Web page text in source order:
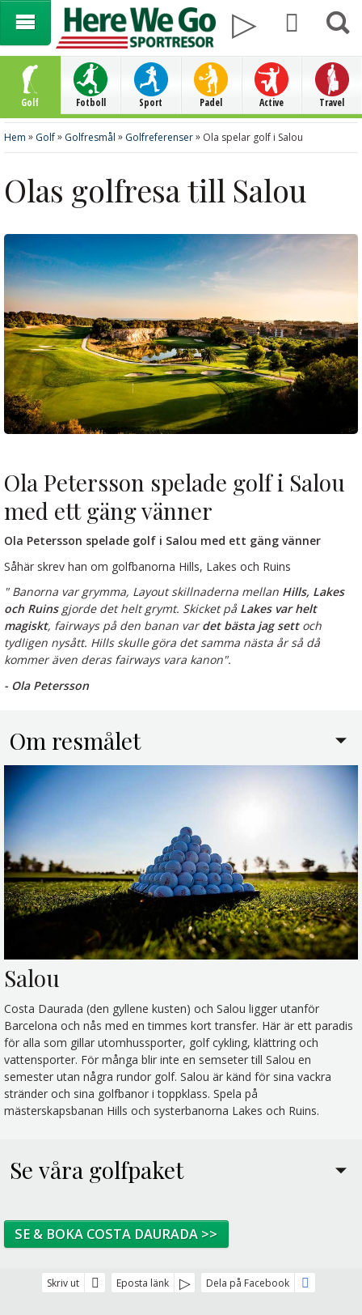
Golf Fotboll Sport Padel Active Travel
Hem » Golf» Golfresmål » Golfreferenser» Ola spelar golf i Salou
Olas golfresa till Salou
Ola Petersson spelade golf i Salou
med ett gäng vänner
Ola Petersson spelade golf i Salou med ett gäng vänner
Såhär skrev han om golfbanorna Hills, Lakes och Ruins
" Banorna var grymma, Layout skillnaderna mellan Hills, Lakes
och Ruinsgjorde det helt grymt. Skicket på Lakes var helt
magiskt, fairways på den banan vardet bästa jag settoch
tydligen nysått. Hills skulle göra det samma nästa år så då
kommer även deras fairways vara kanon".
- Ola Petersson
Om resmålet
Salou
Costa Daurada (den gyllene kusten) och Salou ligger utanför
Barcelona och nås med en timmes kort transfer. Här är ett paradis
för alla som gillar utomhussporter, golf cykling, klättring och
vattensporter. För många blir inte en semseter till Salou en
semester utan några rundor golf. Salou är känd för sina vackra
stränder och sina golfbanor i toppklass. Spela på
mästerskapsbanan Hills och systerbanorna Lakes och Ruins.
Se våra golfpaket
SE & BOKA COSTA DAURADA >>
Skriv ut Eposta länk Dela på Facebook